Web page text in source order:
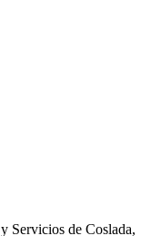
Servicios de Coslada,